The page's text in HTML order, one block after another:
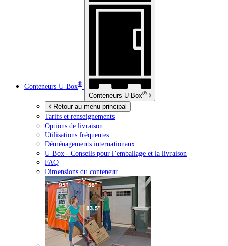
Conteneurs U-Box®
Conteneurs U-Box®
Retour au menu principal
Tarifs et renseignements
Options de livraison
Utilisations fréquentes
Déménagements internationaux
U-Box - Conseils pour l’emballage et la livraison
FAQ
Dimensions du conteneur